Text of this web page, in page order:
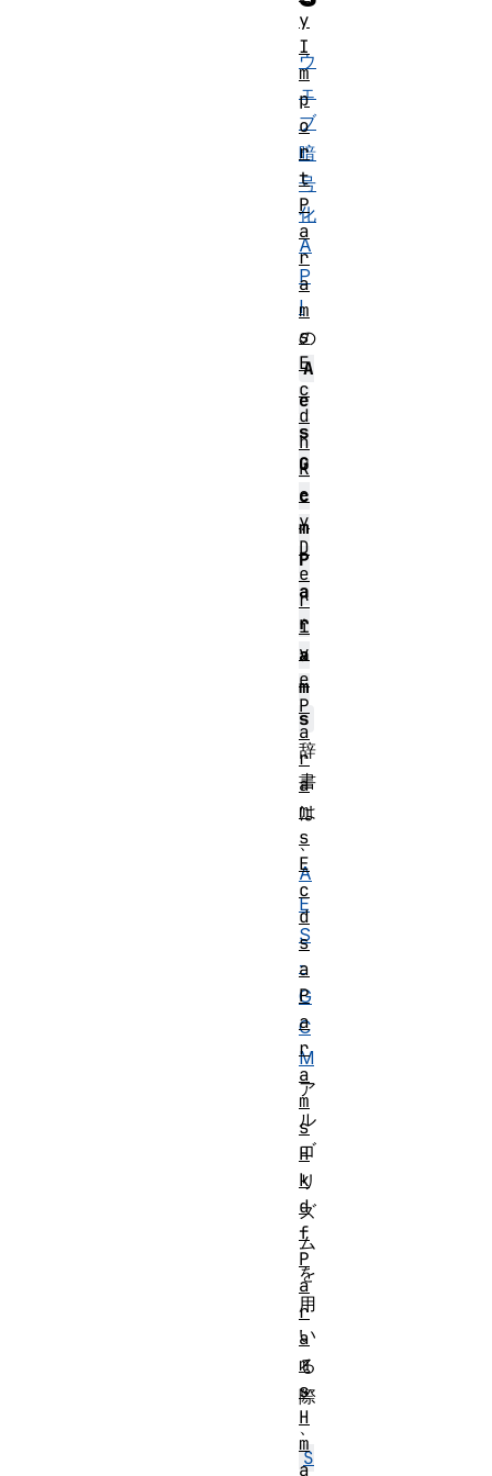
ウ
ェ
ブ
暗
号
化
A
P
I
の
A
e
s
G
c
m
P
a
r
a
m
s
辞
書
は
、
A
E
S
-
G
C
M
ア
ル
ゴ
リ
ズ
ム
を
用
い
る
際
、
S
y
I
m
p
o
r
t
P
a
r
a
m
s
E
c
d
h
K
e
y
D
e
r
i
v
e
P
a
r
a
m
s
E
c
d
s
a
P
a
r
a
m
s
H
k
d
f
P
a
r
a
m
s
H
m
a